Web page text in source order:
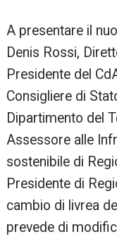
A presentare il
Denis Rossi,
Presidente del
Consigliere di
Dipartimento del
Assessore alle
sostenibile di
Presidente di
cambio di livrea
prevede di